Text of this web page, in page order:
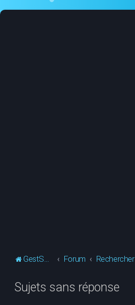
GestSup.fr Forum Rechercher
Sujets sans réponse